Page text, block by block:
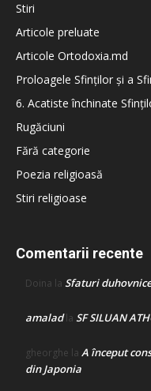
Stiri
Articole preluate
Articole Ortodoxia.md
Proloagele Sfinților și a
6. Acatiste închinate
Rugăciuni
Fără categorie
Poezia religioasă
Stiri religioase
Comentarii recente
Doina la Sfaturi
amaladla SF SILUAN
gheorghe la A început
din Japonia